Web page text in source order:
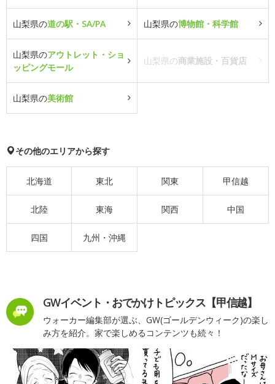
山梨県の道の駅・SA/PA 山梨県の博物館・科学館
山梨県のアウトレット・ショ
ッピングモール
山梨県の商業施設・百貨店
山梨県の美術館
その他のエリアから探す
北海道 東北 関東 甲信越
北陸 東海 関西 中国
四国 九州・沖縄
GWイベント・おでかけトピックス【甲信越】
ウォーカー編集部が選ぶ、GW(ゴールデンウィーク)の楽し
み方を紹介。家で楽しめるコンテンツも続々！